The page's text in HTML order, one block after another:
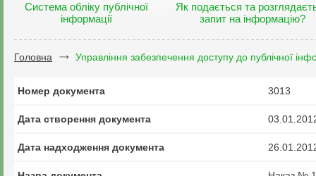
Система обліку публічної
інформації
Як подається та
запит на інформацію?
Головна Управління забезпечення доступу до публічної
Номер документа 3013
Дата створення документа
Дата надходження документа